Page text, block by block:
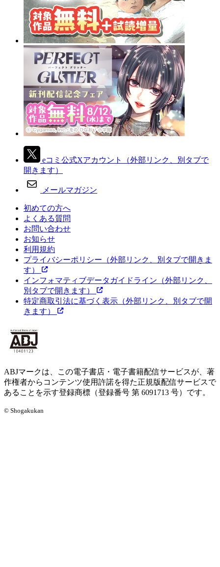
eコミ公式Xアカウント
（外部リンク、別タブで
開きます）
メールマガジン
初めての方へ
よくある質問
お問い合わせ
お知らせ
利用規約
プライバシーポリシー （外部リンク、別タブで開きま
す）
インフォマティブデータガイドライン （外部リンク、
別タブで開きます）
特定商取引法に基づく表示 （外部リンク、別タブで開
きます）
ABJマークは、この電子書店・電子書籍配信サービスが、著
作権者からコンテンツ使用許諾を得た正規版配信サービスで
あることを示す登録商標（登録番号 第 6091713 号）です。
© Shogakukan